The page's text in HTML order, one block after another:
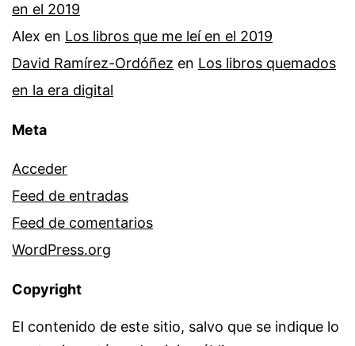
en el 2019
Alex en Los libros que me leí en el 2019
David Ramírez-Ordóñez en Los libros quemados
en la era digital
Meta
Acceder
Feed de entradas
Feed de comentarios
WordPress.org
Copyright
El contenido de este sitio, salvo que se indique lo